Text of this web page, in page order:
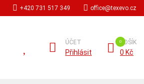
+420 731 517 349 office@texevo.cz
ÚČET
Přihlásit
KOŠÍK
0 Kč